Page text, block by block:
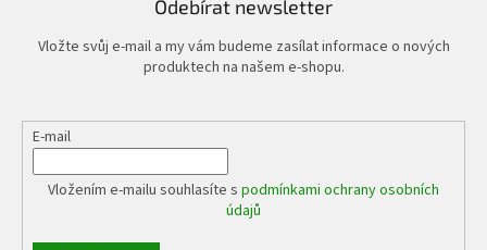
Odebírat newsletter
Vložte svůj e-mail a my vám budeme zasílat informace o nových
produktech na našem e-shopu.
E-mail
Vložením e-mailu souhlasíte s podmínkami ochrany osobních
údajů